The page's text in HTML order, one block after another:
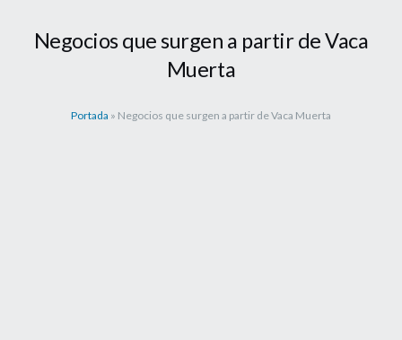
Negocios que surgen a partir de Vaca
Muerta
Portada » Negocios que surgen a partir de Vaca Muerta